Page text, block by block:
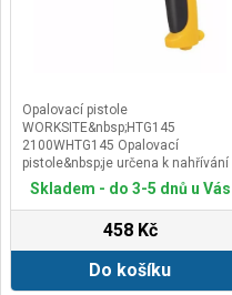
Opalovací pistole
WORKSITE&nbsp;HTG145
2100WHTG145 Opalovací
pistole&nbsp;je určena k nahřívání
povrchů za účelem odstranění
nátěrů (barev, laků), k sušení
čerstvě nanesených nátěrů, k
tvarování a spojování umělých
hmot (např. trubek) a asfaltových
krytin, k uvolňování lepených spojů,
Skladem - do 3-5 dnů u Vás
458 Kč
Do košíku